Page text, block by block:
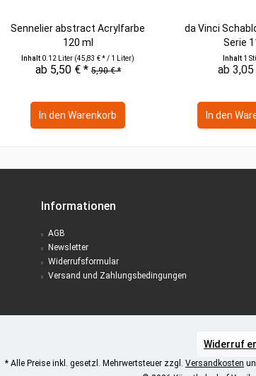
Sennelier abstract Acrylfarbe
120 ml
Inhalt 0.12 Liter (45,83 € * / 1 Liter)
ab 5,50 € * 5,90 € *
In den Warenkorb
da Vinci
Serie
Inhalt 1
ab
In den
Informationen
AGB
Newsletter
Widerrufsformular
Versand und Zahlungsbedingungen
Widerruf
* Alle Preise inkl. gesetzl. Mehrwertsteuer zzgl. Versandkosten